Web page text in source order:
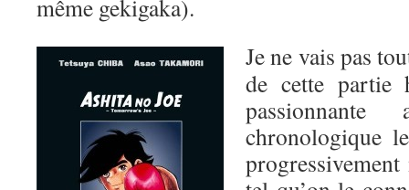
même gekigaka).
Je ne vais pas
de cette partie
chronologique